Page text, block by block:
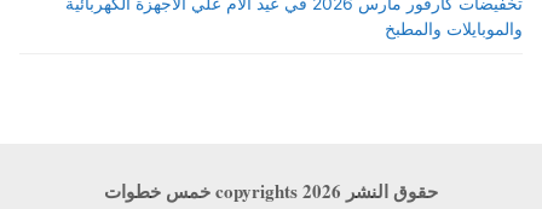
والموبايلات والمطبخ
حقوق النشر copyrights 2026 خمس خطوات